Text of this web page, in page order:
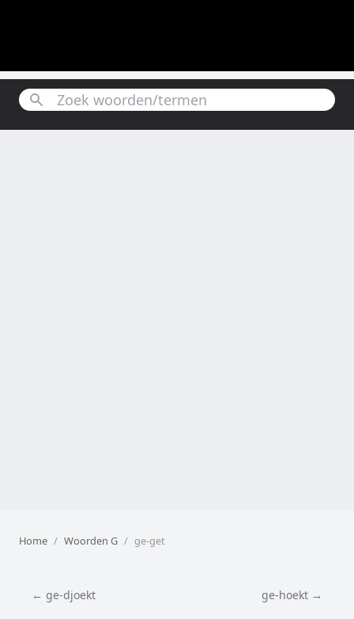
Home Woorden G ge-get
← ge-djoekt ge-hoekt →